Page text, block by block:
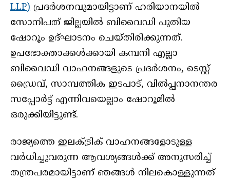
LLP) പ്രദർശനവുമായിട്ടാണ് ഹരിയാനയിൽ
സോനിപത് ജില്ലയിൽ ബിവൈഡി പുതിയ
ഷോറൂം ഉദ്ഘാടനം ചെയ്തിരിക്കുന്നത്.
ഉപഭോക്താക്കൾക്കായി കമ്പനി എല്ലാ
ബിവൈഡി വാഹനങ്ങളുടെ പ്രദർശനം, ടെസ്റ്റ്
ഡ്രൈവ്, സാമ്പത്തിക ഇടപാട്, വിൽപ്പനാനന്തര
സപ്പോർട്ട് എന്നിവയെല്ലാം ഷോറൂമിൽ
ഒരുക്കിയിട്ടുണ്ട്.
രാജ്യത്തെ ഇലക്ട്രിക് വാഹനങ്ങളോടുള്ള
വർധിച്ചുവരുന്ന ആവശ്യങ്ങൾക്ക് അനുസരിച്ച്
തന്ത്രപരമായിട്ടാണ് ഞങ്ങൾ നിലകൊള്ളുന്നത്